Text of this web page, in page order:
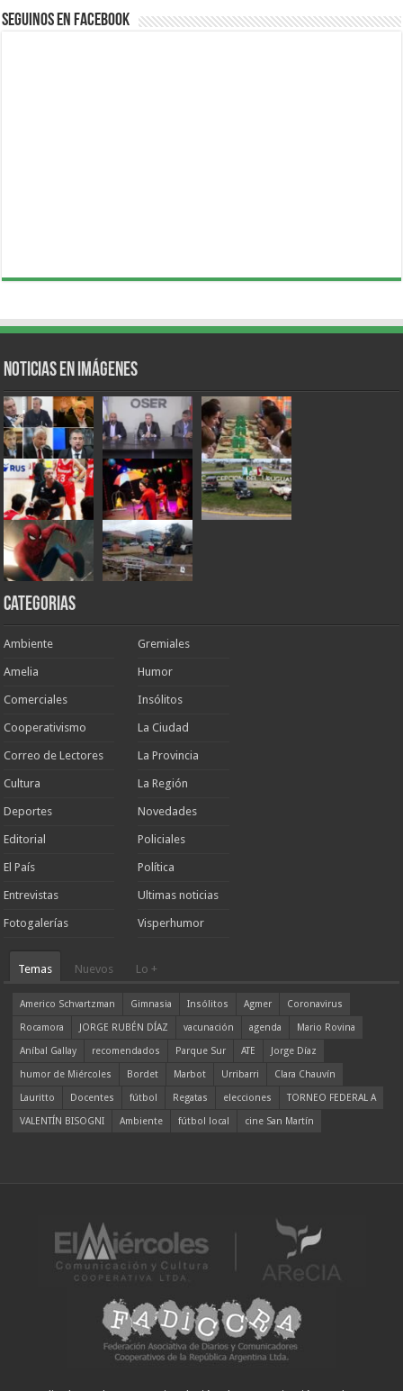
Seguinos en Facebook
Noticias en Imágenes
Categorias
Ambiente
Amelia
Comerciales
Cooperativismo
Correo de Lectores
Cultura
Deportes
Editorial
El País
Entrevistas
Fotogalerías
Gremiales
Humor
Insólitos
La Ciudad
La Provincia
La Región
Novedades
Policiales
Política
Ultimas noticias
Visperhumor
Temas Nuevos Lo +
Americo Schvartzman Gimnasia Insólitos Agmer
Coronavirus
Rocamora
JORGE RUBÉN DÍAZ vacunación agenda
Mario Rovina
Aníbal Gallay
recomendados Parque Sur ATE
Jorge Díaz
humor de Miércoles
Bordet Marbot Urribarri
Clara Chauvín
Lauritto
Docentes fútbol Regatas elecciones
TORNEO FEDERAL A
VALENTÍN BISOGNI
Ambiente fútbol local cine San Martín